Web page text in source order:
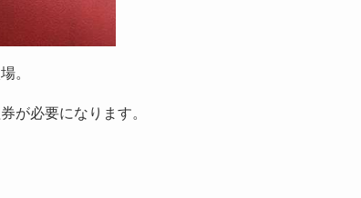
。
が必要になります。